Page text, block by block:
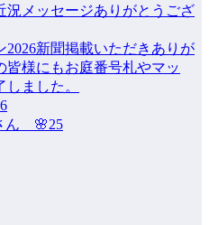
況メッセージありがとうござ
2026新聞掲載いただきありが
皆様にもお庭番号札やマッ
ました。
ん 🌸25